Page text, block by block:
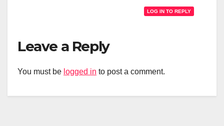
LOG IN TO REPLY
Leave a Reply
You must be logged in to post a comment.